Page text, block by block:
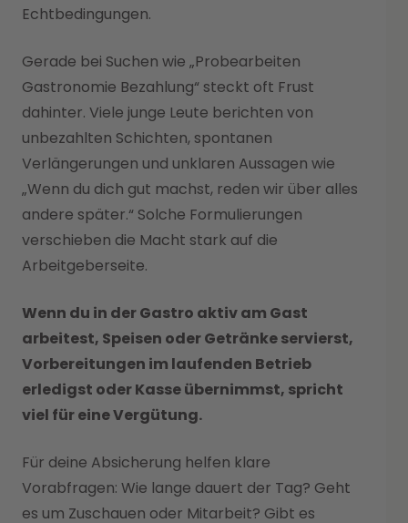
Echtbedingungen.
Gerade bei Suchen wie „Probearbeiten
Gastronomie Bezahlung“ steckt oft Frust
dahinter. Viele junge Leute berichten von
unbezahlten Schichten, spontanen
Verlängerungen und unklaren Aussagen wie
„Wenn du dich gut machst, reden wir über alles
andere später.“ Solche Formulierungen
verschieben die Macht stark auf die
Arbeitgeberseite.
Wenn du in der Gastro aktiv am Gast
arbeitest, Speisen oder Getränke servierst,
Vorbereitungen im laufenden Betrieb
erledigst oder Kasse übernimmst, spricht
viel für eine Vergütung.
Für deine Absicherung helfen klare
Vorabfragen: Wie lange dauert der Tag? Geht
es um Zuschauen oder Mitarbeit? Gibt es